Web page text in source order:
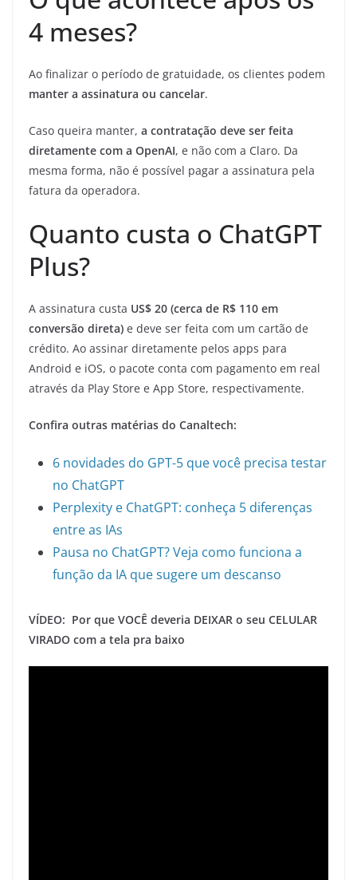
4 meses?
Ao finalizar o período de gratuidade, os clientes podem
manter a assinatura ou cancelar.
Caso queira manter, a contratação deve ser feita
diretamente com a OpenAI, e não com a Claro. Da
mesma forma, não é possível pagar a assinatura pela
fatura da operadora.
Quanto custa o ChatGPT
Plus?
A assinatura custa US$ 20 (cerca de R$ 110 em
conversão direta) e deve ser feita com um cartão de
crédito. Ao assinar diretamente pelos apps para
Android e iOS, o pacote conta com pagamento em real
através da Play Store e App Store, respectivamente.
Confira outras matérias do Canaltech:
6 novidades do GPT-5 que você precisa testar
no ChatGPT
Perplexity e ChatGPT: conheça 5 diferenças
entre as IAs
Pausa no ChatGPT? Veja como funciona a
função da IA que sugere um descanso
VÍDEO: Por que VOCÊ deveria DEIXAR o seu CELULAR
VIRADO com a tela pra baixo